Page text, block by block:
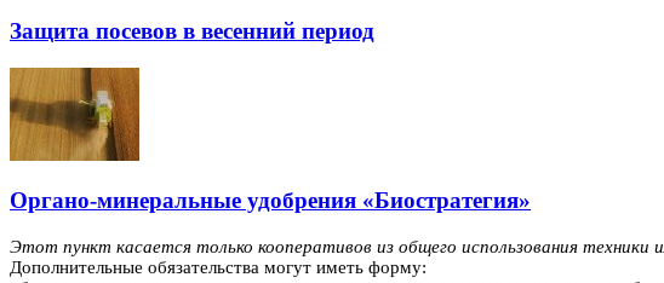
Защита посевов в весенний период
Органо-минеральные удобрения «Биостратегия»
Этот пункт касается только кооперативов из общего использования техники
Дополнительные обязательства могут иметь форму: